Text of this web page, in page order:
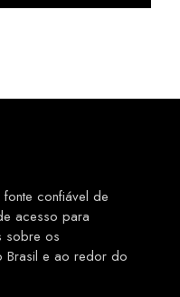
confiável de
acesso para
sobre os
Brasil e ao redor do